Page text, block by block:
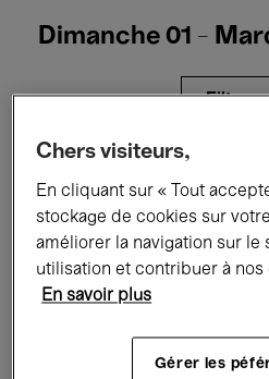
Dimanche 01 -
Filtres
Expositions Films
Rencontres & Débats
Musique électronique
Chers visiteurs,
En cliquant sur « Tout
stockage de cookies sur
améliorer la navigation sur le
utilisation et contribuer à
En savoir plus
Gérer les